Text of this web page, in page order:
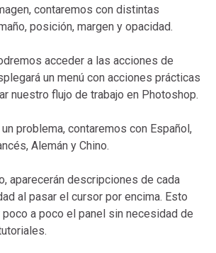
contaremos con distintas
posición, margen y opacidad.
acceder a las acciones de
un menú con acciones prácticas
nuestro flujo de trabajo en Photoshop.
problema, contaremos con Español,
Alemán y Chino.
aparecerán descripciones de cada
al pasar el cursor por encima. Esto
a poco el panel sin necesidad de